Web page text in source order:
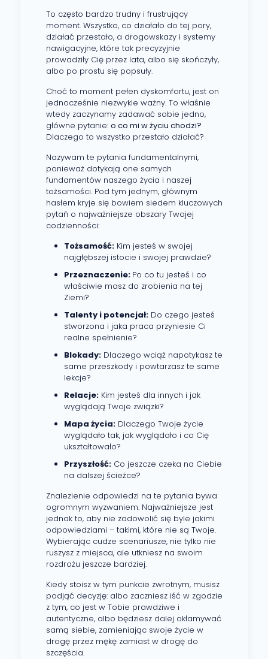
To często bardzo trudny i frustrujący
moment. Wszystko, co działało do tej pory,
działać przestało, a drogowskazy i systemy
nawigacyjne, które tak precyzyjnie
prowadziły Cię przez lata, albo się skończyły,
albo po prostu się popsuły.
Choć to moment pełen dyskomfortu, jest on
jednocześnie niezwykle ważny. To właśnie
wtedy zaczynamy zadawać sobie jedno,
główne pytanie: o co mi w życiu chodzi?
Dlaczego to wszystko przestało działać?
Nazywam te pytania fundamentalnymi,
ponieważ dotykają one samych
fundamentów naszego życia i naszej
tożsamości. Pod tym jednym, głównym
hasłem kryje się bowiem siedem kluczowych
pytań o najważniejsze obszary Twojej
codzienności:
Tożsamość:Kim jesteś w swojej
najgłębszej istocie i swojej prawdzie?
Przeznaczenie: Po co tu jesteś i co
właściwie masz do zrobienia na tej
Ziemi?
Talenty i potencjał:Do czego jesteś
stworzona i jaka praca przyniesie Ci
realne spełnienie?
Blokady:Dlaczego wciąż napotykasz te
same przeszkody i powtarzasz te same
lekcje?
Relacje:Kim jesteś dla innych i jak
wyglądają Twoje związki?
Mapa życia:Dlaczego Twoje życie
wyglądało tak, jak wyglądało i co Cię
ukształtowało?
Przyszłość:Co jeszcze czeka na Ciebie
na dalszej ścieżce?
Znalezienie odpowiedzi na te pytania bywa
ogromnym wyzwaniem. Najważniejsze jest
jednak to, aby nie zadowolić się byle jakimi
odpowiedziami – takimi, które nie są Twoje.
Wybierając cudze scenariusze, nie tylko nie
ruszysz z miejsca, ale utkniesz na swoim
rozdrożu jeszcze bardziej.
Kiedy stoisz w tym punkcie zwrotnym, musisz
podjąć decyzję: albo zaczniesz iść w zgodzie
z tym, co jest w Tobie prawdziwe i
autentyczne, albo będziesz dalej okłamywać
samą siebie, zamieniając swoje życie w
drogę przez mękę zamiast w drogę do
szczęścia.